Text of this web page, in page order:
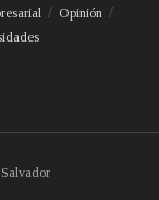
Opinión